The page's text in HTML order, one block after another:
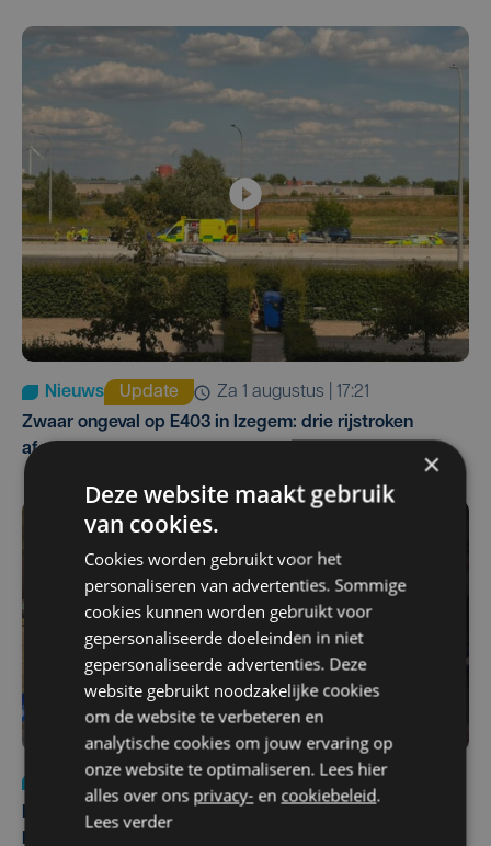
Nieuws Update
za 1 augustus | 17:21
Zwaar ongeval op E403 in Izegem: drie rijstroken
afgesloten
di 4 augustus | 09:32
Man en vrouw dood aangetroffen in woning in Sint-
Pieters Brugge
×
Deze website maakt gebruik
van cookies.
Cookies worden gebruikt voor het
personaliseren van advertenties. Sommige
cookies kunnen worden gebruikt voor
gepersonaliseerde doeleinden in niet
gepersonaliseerde advertenties. Deze
website gebruikt noodzakelijke cookies
om de website te verbeteren en
analytische cookies om jouw ervaring op
onze website te optimaliseren. Lees hier
alles over ons privacy- en cookiebeleid.
Lees verder